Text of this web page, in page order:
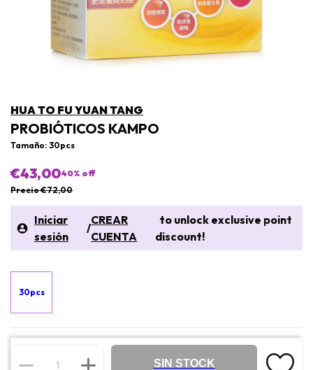
HUA TO FU YUAN TANG
PROBIÓTICOS KAMPO
Tamaño: 30pcs
€43,0040% off
Precio €72,00
Iniciar
sesión
/
CREAR
CUENTA
to unlock exclusive point
discount!
30pcs
SIN STOCK